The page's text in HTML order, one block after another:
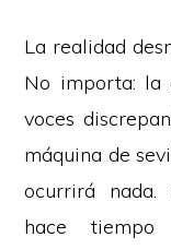
La realidad
No importa: la
voces
máquina de
ocurrirá nada.
hace